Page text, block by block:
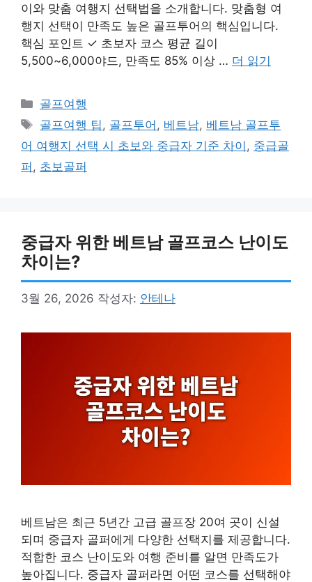
이와 맞춤 여행지 선택법을 소개합니다. 맞춤형 여
행지 선택이 만족도 높은 골프투어의 핵심입니다.
핵심 포인트 ✓ 초보자 코스 평균 길이
5,500~6,000야드, 만족도 85% 이상 … 더 읽기
카
테
리
골프여행
태
그
골프여행 팁 , 골프투어 , 베트남, 베트남 골프투
어 여행지 선택 시 초보와 중급자 기준 차이 , 중급골
퍼 , 초보골퍼
중급자 위한 베트남 골프코스 난이도
차이는?
3월 26, 2026 작성자: 안테나
베트남은 최근 5년간 고급 골프장 20여 곳이 신설
되며 중급자 골퍼에게 다양한 선택지를 제공합니다.
적합한 코스 난이도와 여행 준비를 알면 만족도가
높아집니다. 중급자 골퍼라면 어떤 코스를 선택해야